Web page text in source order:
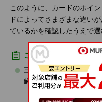
このように、カードのポイ
ドによってさまざまな違い
ているかを確認したうえで選
こちらもあわせてご確
三菱ＵＦＪカードのポイ
解説